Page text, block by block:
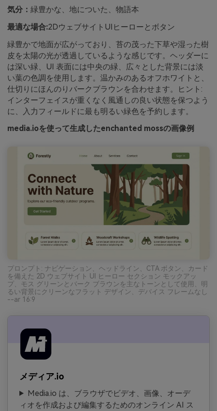
気分： 緑豊かな、地についた、物語本
最適な場合:2DウェブサイトUIヒーローとボタン
緑豊かで地面が広がっており、苔の茂った下草や湿った樹
皮を太陽の光が透過しているような感じです。ヘッダーに
は深い緑、UI 表面には中央の緑、広々とした背景には淡
い葉の色調を使用します。温かみのあるオフホワイトと、
仕切りにほんのりバークブラウンを合わせます。ヒント:
インターフェイスが重くなく風通しの良い状態を保つよう
に、入力フィールドに最も明るい緑色を予約します。
media.ioを使って生成したenchanted mossの画像例
プロンプト: ナビゲーション、ヘッドライン、CTA ボタン、カード
を備えた 2D ウェブサイト UI ヒーロー セクション モックアッ
プ、モス グリーンとバーク ブラウンを主なトーンとして使用、明
るい背景にクリーンなフラット デザイン、デバイス フレームなし
--ar 16:9
メディア.io
Media.io は、ブラウザでビデオ、画像、オーデ
ィオを作成および編集するためのオンライン AI ス